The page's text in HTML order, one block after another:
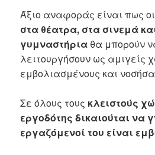
Άξιο αναφοράς είναι πως οι
στα θέατρα, στα σινεμά
γυμναστήρια θα μπορούν
λειτουργήσουν ως αμιγείς
εμβολιασμένους και
Σε όλους τους κλειστούς
εργοδότης δικαιούται να
εργαζόμενοί του είναι